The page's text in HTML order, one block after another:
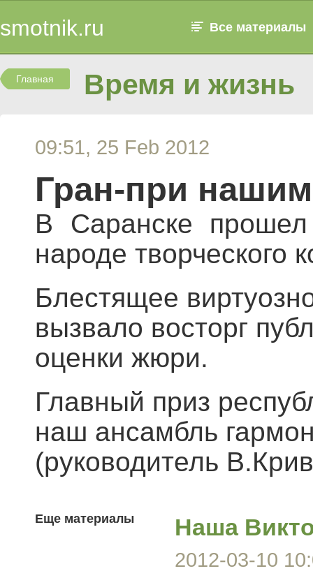
smotnik.ru Все материалы
Главная Время и жизнь
09:51, 25 Feb 2012
Гран-при
В Саранске прошел
народе творческого
Блестящее
вызвало восторг
оценки жюри.
Главный приз
наш ансамбль
(руководитель
Еще материалы Наша
2012-03-10